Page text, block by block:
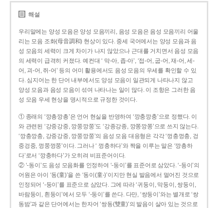
해설
우리말에는 양성 모음은 양성 모음끼리, 음성 모음은 음성 모음끼리 어울
리는 모음 조화(母音調和) 현상이 있다. 중세 국어에서는 양성 모음과 음
성 모음의 세력이 크게 차이가 나지 않았으나 근대를 거치면서 음성 모음
의 세력이 급격히 커졌다. 예컨대 ‘ 막-아, 좁-아’, ‘접-어, 굽-어, 재-어, 세-
어, 괴-어, 쥐-어’ 등의 어미 활용에서도 음성 모음의 우세를 확인할 수 있
다. 심지어는 한 단어 내부에서도 양성 모음이 일관되게 나타나지 않고
양성 모음과 음성 모음이 섞여 나타나는 일이 많다. 이 조항은 그러한 음
성 모음 우세 현상을 명시적으로 규정한 것이다.
① 종래의 ‘깡총깡총’은 언어 현실을 반영하여 ‘깡충깡충’으로 정했다. 이
와 관련된 ‘강중강중, 깡쭝깡쭝’도 ‘강종강종, 깡쫑깡쫑’으로 쓰지 않는다.
‘깡충깡충, 강중강중, 깡쭝깡쭝’의 음성 모음 대응형은 각각 ‘껑충껑충, 겅
중겅중, 껑쭝껑쭝’이다. 그러나 ‘ 껑충하다’와 짝을 이루는 말은 ‘깡총하
다’로서 ‘깡충하다’가 오히려 비표준어이다.
② ‘-동이’도 음성 모음화를 인정하여 ‘-둥이’를 표준어로 삼았다. ‘-둥이’의
어원은 아이 ‘동(童)’을 쓴 ‘동이(童-)’이지만 현실 발음에서 멀어진 것으로
인정되어 ‘-둥이’를 표준으로 삼았다. 그에 따라 ‘귀둥이, 막둥이, 쌍둥이,
바람둥이, 흰둥이’에서 모두 ‘-둥이’를 쓴다. 다만, ‘쌍둥이’와는 별개로 ‘쌍
동밤’과 같은 단어에서는 한자어 ‘쌍동(雙童)’의 발음이 살아 있는 것으로